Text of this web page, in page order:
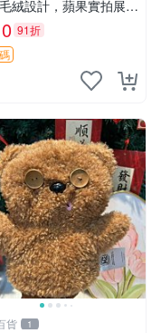
絨設計，蘋果實拍展
成色極佳 晚安香薰 馮娃
玩偶
91折
貨 1